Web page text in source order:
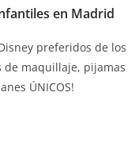
en Madrid
preferidos de los
de maquillaje, pijamas
ÚNICOS!